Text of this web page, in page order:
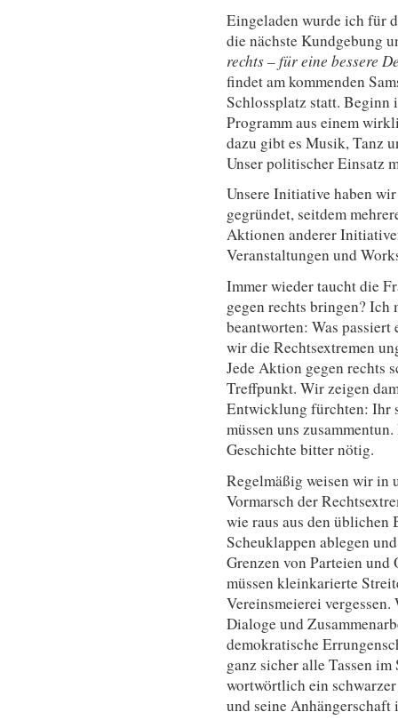
Eingeladen wurde ich für
die nächste Kundgebung
rechts – für eine bessere
findet am kommenden
Schlossplatz statt. Beginn
Programm aus einem
dazu gibt es Musik, Tanz
Unser politischer Einsatz
Unsere Initiative haben
gegründet, seitdem
Aktionen anderer
Veranstaltungen und
Immer wieder taucht die
gegen rechts bringen? Ich
beantworten: Was
wir die Rechtsextremen
Jede Aktion gegen rechts
Treffpunkt. Wir zeigen
Entwicklung fürchten: Ihr
müssen uns
Geschichte bitter nötig.
Regelmäßig weisen wir in
Vormarsch der
wie raus aus den üblichen
Scheuklappen ablegen
Grenzen von Parteien
müssen kleinkarierte
Vereinsmeierei
Dialoge und
demokratische
ganz sicher alle Tassen
wortwörtlich ein
und seine